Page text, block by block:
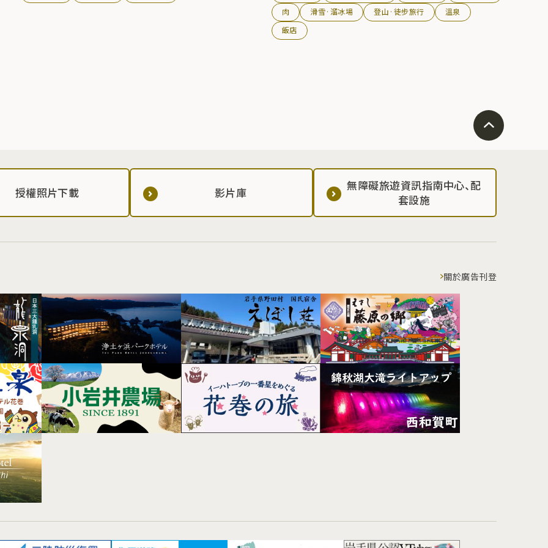
肉 滑雪·溜冰場 登山·徒步旅行
溫泉
飯店
授權照片下載 影片庫
無障礙旅遊資訊指南中心、配
套設施
關於廣告刊登